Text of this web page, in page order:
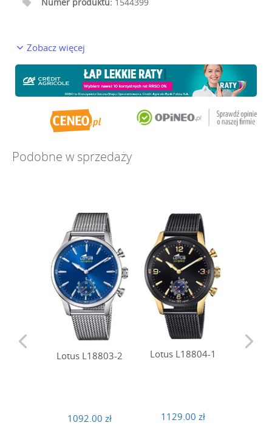
Zobacz więcej
Podobne w sprzedaży
Lotus L18803-2
1092.00 zł
Lotus L18804-1
1129.00 zł
Lotus